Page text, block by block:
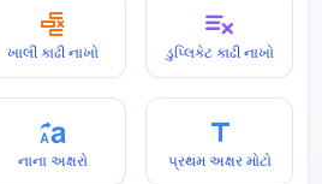
ખાલી કાઢી નાખો ડુપ્લિકેટ કાઢી નાખો
નાના અક્ષરો પ્રથમ અક્ષર મોટો